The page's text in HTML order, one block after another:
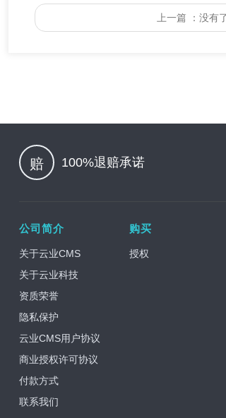
上一篇 ：没有
赔 100%退赔承诺
公司简介
关于云业CMS
关于云业科技
资质荣誉
隐私保护
云业CMS用户协议
商业授权许可协议
付款方式
联系我们
购买
授权